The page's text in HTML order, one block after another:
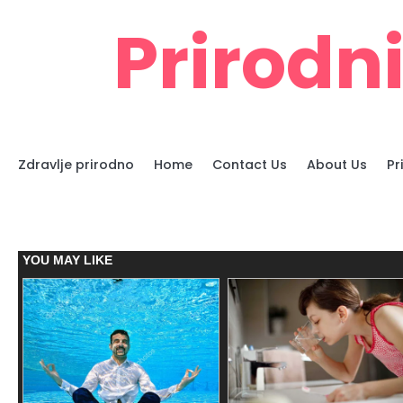
Zdravlje prirodno Home Contact Us About Us